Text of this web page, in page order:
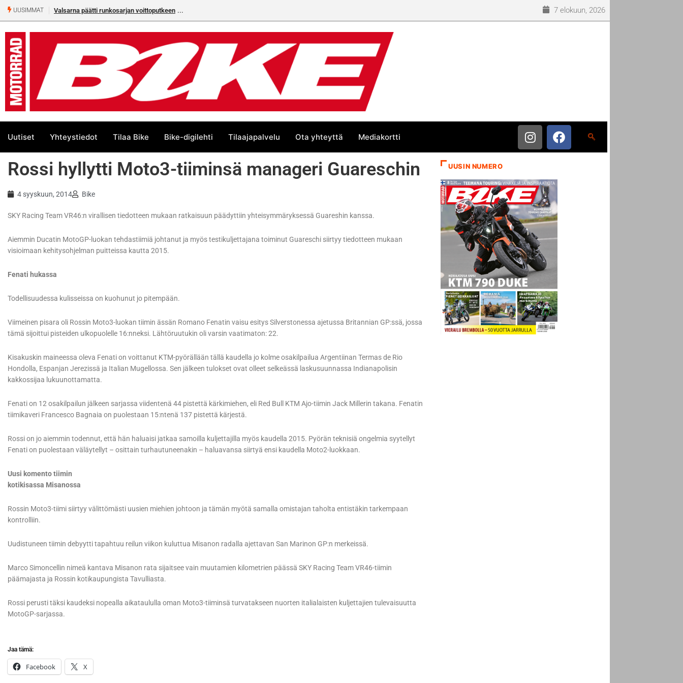
UUSIMMAT Valsarna päätti runkosarjan voittoputkeen 7 elokuun, 2026
Uutiset Yhteystiedot Tilaa Bike Bike-digilehti Tilaajapalvelu Ota yhteyttä Mediakortti
Rossi hyllytti Moto3-tiiminsä manageri Guareschin
4 syyskuun, 2014 Bike
SKY Racing Team VR46:n virallisen tiedotteen mukaan ratkaisuun päädyttiin yhteisymmäryksessä Guareshin kanssa.
Aiemmin Ducatin MotoGP-luokan tehdastiimiä johtanut ja myös testikuljettajana toiminut Guareschi siirtyy tiedotteen mukaan
visioimaan kehitysohjelman puitteissa kautta 2015.
Fenati hukassa
Todellisuudessa kulisseissa on kuohunut jo pitempään.
Viimeinen pisara oli Rossin Moto3-luokan tiimin ässän Romano Fenatin vaisu esitys Silverstonessa ajetussa Britannian GP:ssä, jossa
tämä sijoittui pisteiden ulkopuolelle 16:nneksi. Lähtöruutukin oli varsin vaatimaton: 22.
Kisakuskin maineessa oleva Fenati on voittanut KTM-pyörällään tällä kaudella jo kolme osakilpailua Argentiinan Termas de Rio
Hondolla, Espanjan Jerezissä ja Italian Mugellossa. Sen jälkeen tulokset ovat olleet selkeässä laskusuunnassa Indianapolisin
kakkossijaa lukuunottamatta.
Fenati on 12 osakilpailun jälkeen sarjassa viidentenä 44 pistettä kärkimiehen, eli Red Bull KTM Ajo-tiimin Jack Millerin takana. Fenatin
tiimikaveri Francesco Bagnaia on puolestaan 15:ntenä 137 pistettä kärjestä.
Rossi on jo aiemmin todennut, että hän haluaisi jatkaa samoilla kuljettajilla myös kaudella 2015. Pyörän teknisiä ongelmia syytellyt
Fenati on puolestaan väläytellyt – osittain turhautuneenakin – haluavansa siirtyä ensi kaudella Moto2-luokkaan.
Uusi komento tiimin
kotikisassa Misanossa
Rossin Moto3-tiimi siirtyy välittömästi uusien miehien johtoon ja tämän myötä samalla omistajan taholta entistäkin tarkempaan
kontrolliin.
Uudistuneen tiimin debyytti tapahtuu reilun viikon kuluttua Misanon radalla ajettavan San Marinon GP:n merkeissä.
Marco Simoncellin nimeä kantava Misanon rata sijaitsee vain muutamien kilometrien päässä SKY Racing Team VR46-tiimin
päämajasta ja Rossin kotikaupungista Tavulliasta.
Rossi perusti täksi kaudeksi nopealla aikataululla oman Moto3-tiiminsä turvatakseen nuorten italialaisten kuljettajien tulevaisuutta
MotoGP-sarjassa.
Jaa tämä:
Facebook X
UUSIN NUMERO